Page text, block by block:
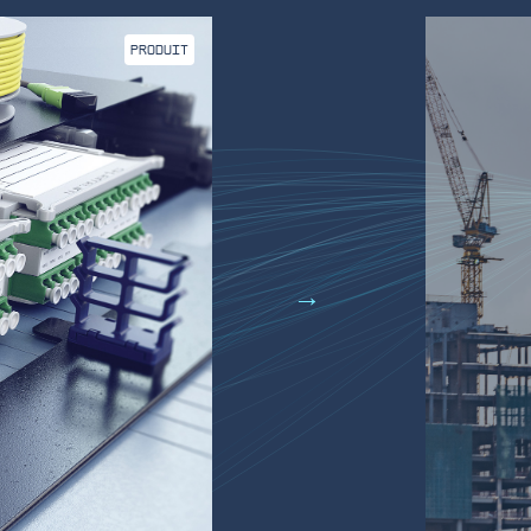
PRODUIT